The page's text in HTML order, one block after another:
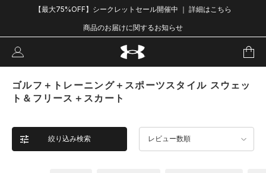
【最大75%OFF】シークレットセール開催中 ｜ 詳細はこちら
商品のお届けに関するお知らせ
ゴルフ＋トレーニング＋スポーツスタイル スウェッ
ト＆フリース＋スカート
絞り込み検索 レビュー数順